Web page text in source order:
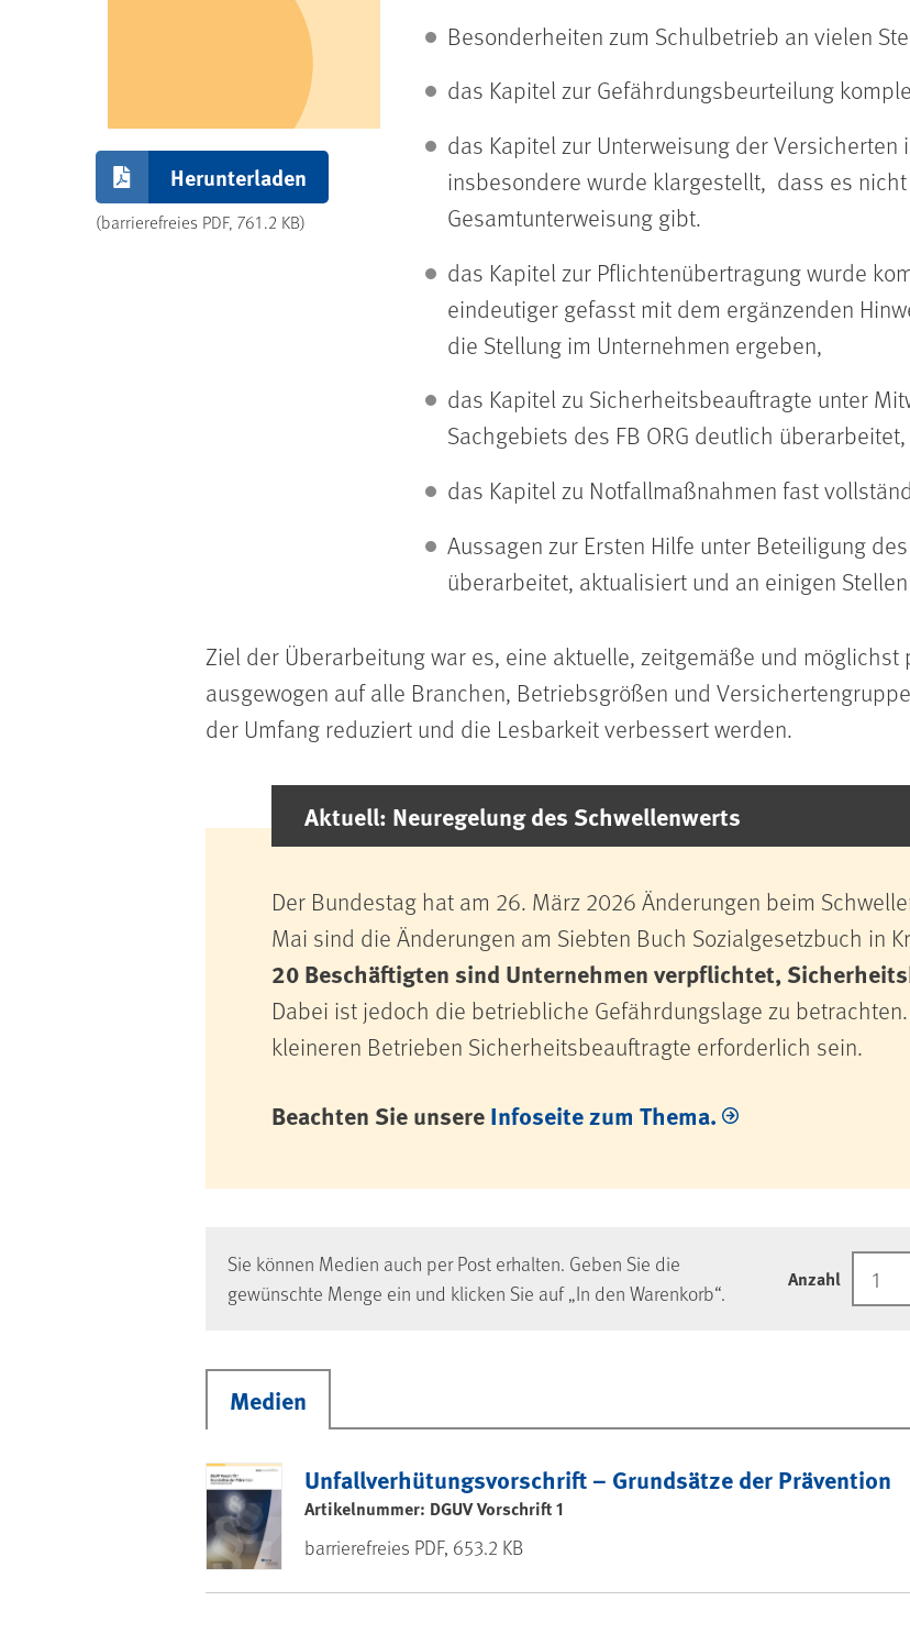
Herunterladen
(barrierefreies PDF, 761.2 KB)
Besonderheiten zum Schulbetrieb an vielen
das Kapitel zur Gefährdungsbeurteilung
das Kapitel zur Unterweisung der
insbesondere wurde klargestellt, dass es
Gesamtunterweisung gibt.
das Kapitel zur Pflichtenübertragung wurde
eindeutiger gefasst mit dem ergänzenden
die Stellung im Unternehmen ergeben,
das Kapitel zu Sicherheitsbeauftragte unter
Sachgebiets des FB ORG deutlich überarbeitet,
das Kapitel zu Notfallmaßnahmen fast
Aussagen zur Ersten Hilfe unter Beteiligung
überarbeitet, aktualisiert und an einigen
Ziel der Überarbeitung war es, eine aktuelle, zeitgemäße und
ausgewogen auf alle Branchen, Betriebsgrößen und
der Umfang reduziert und die Lesbarkeit verbessert werden.
Aktuell: Neuregelung des Schwellenwerts
Der Bundestag hat am 26. März 2026 Änderungen beim
Mai sind die Änderungen am Siebten Buch Sozialgesetzbuch in
20 Beschäftigten sind Unternehmen verpflichtet,
Dabei ist jedoch die betriebliche Gefährdungslage zu
kleineren Betrieben Sicherheitsbeauftragte erforderlich sein.
Beachten Sie unsereInfoseite zum Thema.
Sie können Medien auch per Post erhalten. Geben Sie die
gewünschte Menge ein und klicken Sie auf „In den Warenkorb“.
Anzahl
Medien
Unfallverhütungsvorschrift – Grundsätze der Prävention
Artikelnummer: DGUV Vorschrift 1
barrierefreies PDF, 653.2 KB